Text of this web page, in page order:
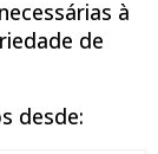
à
de
desde: